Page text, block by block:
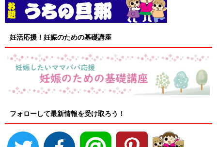
妊活応援！妊娠のための基礎講座
フォローして最新情報を受け取ろう！